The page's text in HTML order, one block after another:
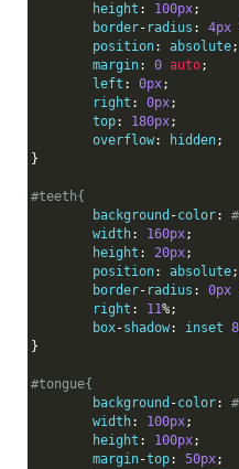
	height
: 100px;
	border
- radius : 4px
	position
: absolute;
	margin
: 0 auto;
	left
: 0px;
	right
: 0px;
	top
: 180px;
	overflow
: hidden;
}
#teeth{
	background
-color:
	width
: 160px;
	height
: 20px;
	position
: absolute;
	border
- radius : 0px
	right
: 11%;
	box
-shadow: inset
}
#tongue{
	background
-color:
	width
: 100px;
	height
: 100px;
	margin
-top: 50px;